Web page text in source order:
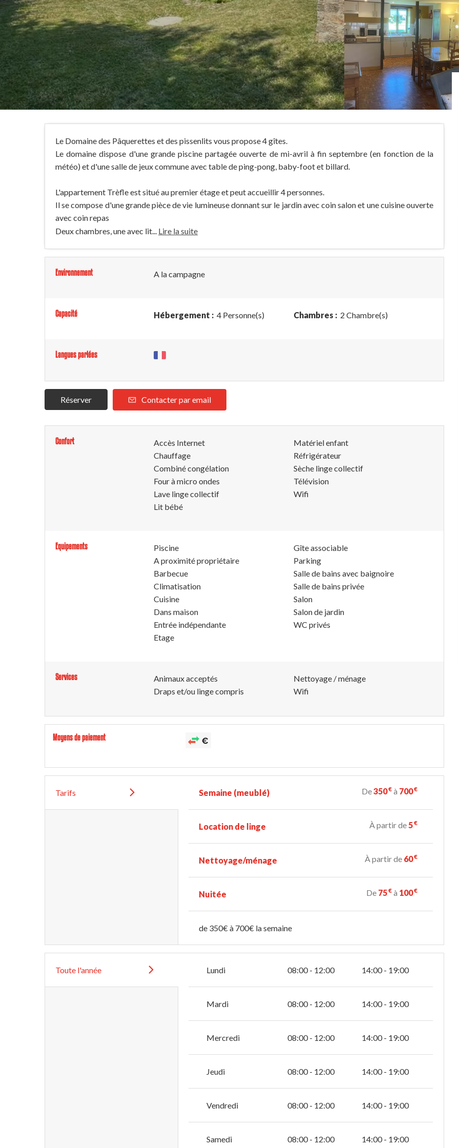
Le Domaine des Pâquerettes et des pissenlits vous propose 4 gîtes.
Le domaine dispose d'une grande piscine partagée ouverte de mi-avril à fin septembre (en fonction de la
météo) et d'une salle de jeux commune avec table de ping-pong, baby-foot et billard.
L'appartement Trèfle est situé au premier étage et peut accueillir 4 personnes.
Il se compose d'une grande pièce de vie lumineuse donnant sur le jardin avec coin salon et une cuisine ouverte
avec coin repas
Deux chambres, une avec lit... Lire la suite
Environnement A la campagne
Capacité Hébergement : 4 Personne(s) Chambres : 2 Chambre(s)
Langues parlées
Réserver Contacter par email
Confort
Accès Internet
Chauffage
Combiné congélation
Four à micro ondes
Lave linge collectif
Lit bébé
Matériel enfant
Réfrigérateur
Sèche linge collectif
Télévision
Wifi
Equipements
Piscine
A proximité propriétaire
Barbecue
Climatisation
Cuisine
Dans maison
Entrée indépendante
Etage
Gîte associable
Parking
Salle de bains avec baignoire
Salle de bains privée
Salon
Salon de jardin
WC privés
Services
Animaux acceptés
Draps et/ou linge compris
Nettoyage / ménage
Wifi
Moyens de paiement
Tarifs Semaine (meublé) De350€ à 700€
Location de linge À partir de5€
Nettoyage/ménage À partir de 60€
Nuitée De 75€ à 100€
de 350€ à 700€ la semaine
Toute l'année Lundi 08:00 - 12:00 14:00 - 19:00
Mardi 08:00 - 12:00 14:00 - 19:00
Mercredi 08:00 - 12:00 14:00 - 19:00
Jeudi 08:00 - 12:00 14:00 - 19:00
Vendredi 08:00 - 12:00 14:00 - 19:00
Samedi 08:00 - 12:00 14:00 - 19:00